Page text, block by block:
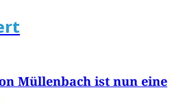
Müllenbach ist nun eine